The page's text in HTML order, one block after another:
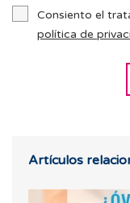
Consiento el
política de
Artículos